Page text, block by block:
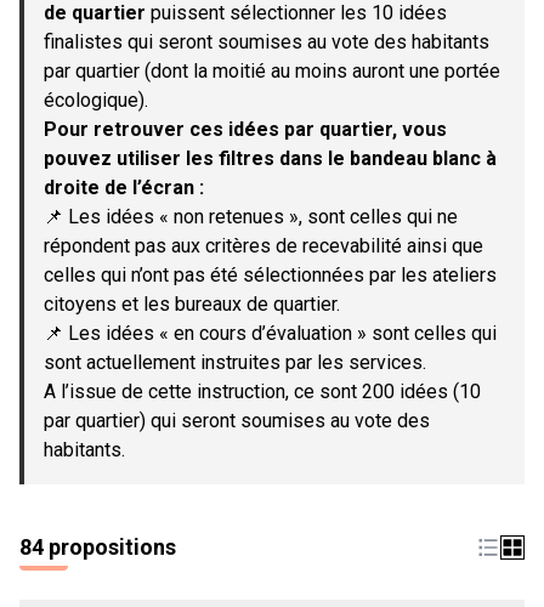
de quartier puissent sélectionner les 10 idées
finalistes qui seront soumises au vote des habitants
par quartier (dont la moitié au moins auront une portée
écologique).
Pour retrouver ces idées par quartier, vous
pouvez utiliser les filtres dans le bandeau blanc à
droite de l’écran :
📌 Les idées « non retenues », sont celles qui ne
répondent pas aux critères de recevabilité ainsi que
celles qui n’ont pas été sélectionnées par les ateliers
citoyens et les bureaux de quartier.
📌 Les idées « en cours d’évaluation » sont celles qui
sont actuellement instruites par les services.
A l’issue de cette instruction, ce sont 200 idées (10
par quartier) qui seront soumises au vote des
habitants.
84 propositions